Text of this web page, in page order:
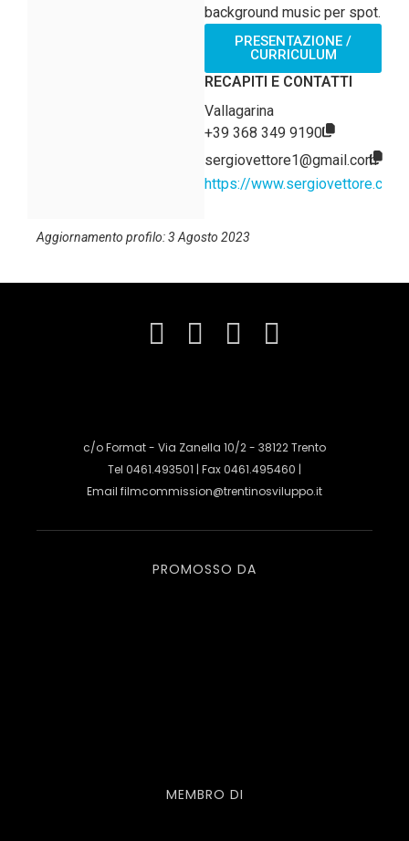
background music per spot.
PRESENTAZIONE /
CURRICULUM
RECAPITI E CONTATTI
Vallagarina
+39 368 349 9190
sergiovettore1@gmail.com
https://www.sergiovettore.com/
Aggiornamento profilo: 3 Agosto 2023
c/o Format - Via Zanella 10/2 - 38122 Trento
Tel 0461.493501 | Fax 0461.495460 |
Email filmcommission@trentinosviluppo.it
PROMOSSO DA
MEMBRO DI